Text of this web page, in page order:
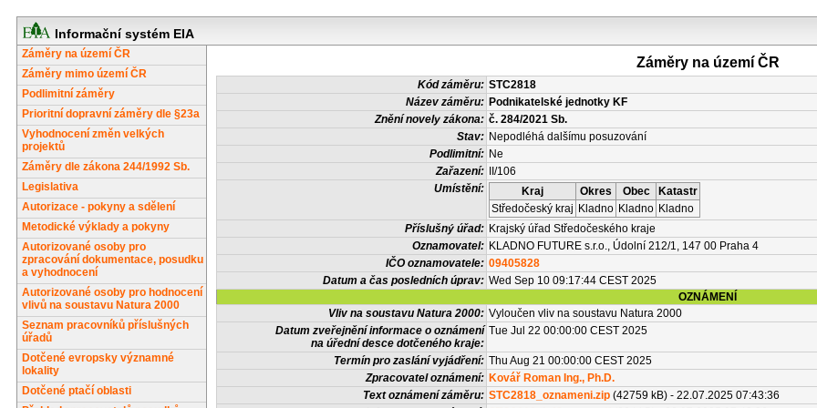
Informační systém EIA
Záměry na území ČR
Záměry mimo území ČR
Podlimitní záměry
Prioritní dopravní záměry dle §23a
Vyhodnocení změn velkých
projektů
Záměry dle zákona 244/1992 Sb.
Legislativa
Autorizace - pokyny a sdělení
Metodické výklady a pokyny
Autorizované osoby pro
zpracování dokumentace, posudku
a vyhodnocení
Autorizované osoby pro hodnocení
vlivů na soustavu Natura 2000
Seznam pracovníků příslušných
úřadů
Dotčené evropsky významné
lokality
Dotčené ptačí oblasti
Záměry na území ČR
Kód záměru: STC2818
Název záměru: Podnikatelské jednotky KF
Znění novely zákona: č. 284/2021 Sb.
Stav: Nepodléhá dalšímu posuzování
Podlimitní: Ne
Zařazení:
II/106
Umístění:
Kraj Okres Obec
Katastr
Středočeský kraj Kladno Kladno Kladno
Příslušný úřad: Krajský úřad Středočeského kraje
Oznamovatel: KLADNO FUTURE s.r.o., Údolní 212/1, 147 00 Praha 4
IČO oznamovatele: 09405828
Datum a čas posledních úprav: Wed Sep 10 09:17:44 CEST 2025
OZNÁMENÍ
Vliv na soustavu Natura 2000: Vyloučen vliv na soustavu Natura 2000
Datum zveřejnění informace o oznámení
na úřední desce dotčeného kraje:
Tue Jul 22 00:00:00 CEST 2025
Termín pro zaslání vyjádření: Thu Aug 21 00:00:00 CEST 2025
Zpracovatel oznámení: Kovář Roman Ing., Ph.D.
Text oznámení záměru: STC2818_oznameni.zip (42759 kB) - 22.07.2025 07:43:36